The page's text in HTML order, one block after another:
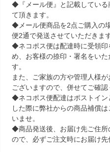
◆『メール便』と記載している
て頂きます。
◆メール便商品を2点ご購入の
便2通で発送させていただきます
◆ネコポス便は配達時に受領印
め、お客様の捺印・署名をい
す。
また、ご家族の方や管理人様
ございますので、併せてご確認
◆ネコポス便配達はポストイン
した際に弊社からの商品補償
いませ。
◆商品発送後、お届け先ご住所
ので、必ずご注文時にお届け先